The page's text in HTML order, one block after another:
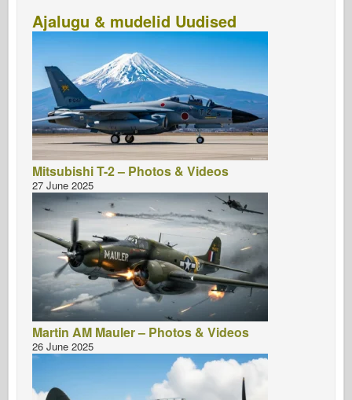
Ajalugu & mudelid Uudised
Mitsubishi T-2 – Photos & Videos
27 June 2025
Martin AM Mauler – Photos & Videos
26 June 2025